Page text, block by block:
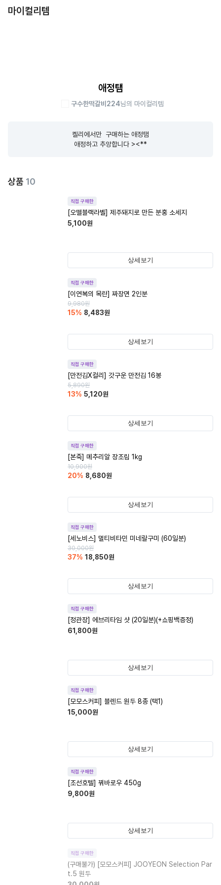
마이컬리템
애정탬
구수한떡갈비224님의 마이컬리템
켈리에서만  구매하는 애정탬
애정하고 추앙합니다 ><**
상품 10
직접 구매한
[오뗄블랙라벨] 제주돼지로 만든 분홍 소세지
5,100원
상세보기
직접 구매한
[이연복의 목란] 짜장면 2인분
9,980원
15% 8,483원
상세보기
직접 구매한
[만전김X컬리] 갓구운 만전김 16봉
5,890원
13% 5,120원
상세보기
직접 구매한
[본죽] 메추리알 장조림 1kg
10,900원
20% 8,680원
상세보기
직접 구매한
[세노비스] 멀티비타민 미네랄구미 (60일분)
30,000원
37% 18,850원
상세보기
직접 구매한
[정관장] 에브리타임 샷 (20일분)(+쇼핑백증정)
61,800원
상세보기
직접 구매한
[모모스커피] 블렌드 원두 8종 (택1)
15,000원
상세보기
직접 구매한
[조선호텔] 꿔바로우 450g
9,800원
상세보기
직접 구매한
(구매불가) [모모스커피] JOOYEON Selection Par
t.5 원두